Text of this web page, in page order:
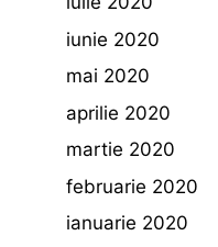
iunie 2020
mai 2020
aprilie 2020
martie 2020
februarie 2020
ianuarie 2020